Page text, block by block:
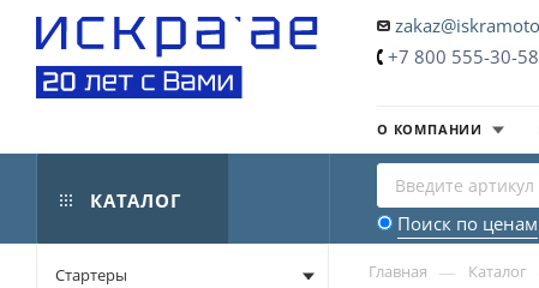
+7 800 555-30-58
О КОМПАНИИ
КАТАЛОГ
Поиск по ценам
Главная — Каталог
Стартеры